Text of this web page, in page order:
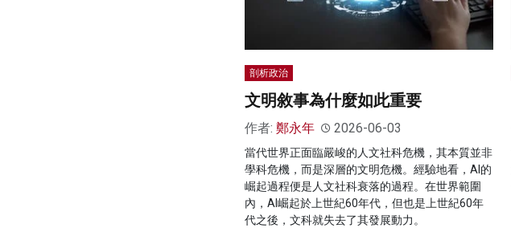
剖析政治
文明敘事為什麼如此重要
作者: 鄭永年 2026-06-03
當代世界正面臨嚴峻的人文社科危機，其本質並非
學科危機，而是深層的文明危機。經驗地看，AI的
崛起過程便是人文社科衰落的過程。在世界範圍
內，AI崛起於上世紀60年代，但也是上世紀60年
代之後，文科就失去了其發展動力。